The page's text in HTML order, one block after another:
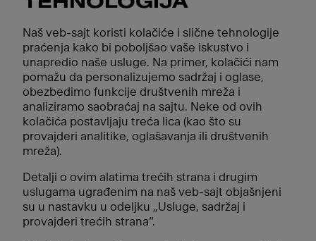
Naš veb-sajt koristi kolačiće i slične tehnologije
praćenja kako bi poboljšao vaše iskustvo i
unapredio naše usluge. Na primer, kolačići nam
pomažu da personalizujemo sadržaj i oglase,
obezbedimo funkcije društvenih mreža i
analiziramo saobraćaj na sajtu. Neke od ovih
kolačića postavljaju treća lica (kao što su
provajderi analitike, oglašavanja ili društvenih
mreža).
Detalji o ovim alatima trećih strana i drugim
uslugama ugrađenim na naš veb-sajt objašnjeni
su u nastavku u odeljku „Usluge, sadržaj i
provajderi trećih strana“.